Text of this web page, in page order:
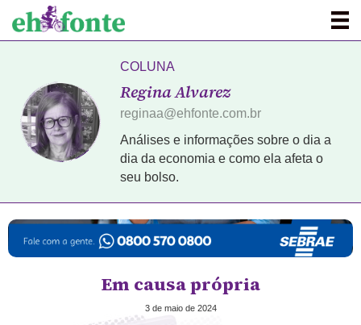
COLUNA
Regina Alvarez
reginaa@ehfonte.com.br
Análises e informações sobre o dia a
dia da economia e como ela afeta o
seu bolso.
Em causa própria
3 de maio de 2024